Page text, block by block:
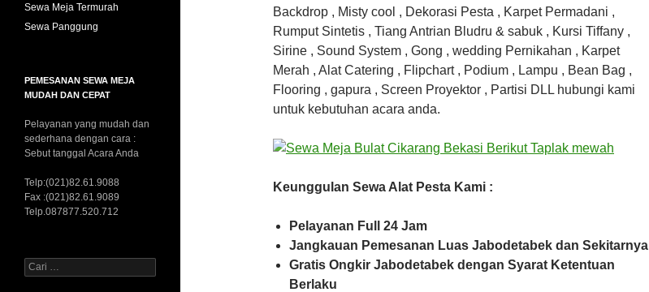
Backdrop , Misty cool , Dekorasi Pesta , Karpet Permadani ,
Rumput Sintetis , Tiang Antrian Bludru & sabuk , Kursi Tiffany ,
Sirine , Sound System , Gong , wedding Pernikahan , Karpet
Merah , Alat Catering , Flipchart , Podium , Lampu , Bean Bag ,
Flooring , gapura , Screen Proyektor , Partisi DLL hubungi kami
untuk kebutuhan acara anda.
Keunggulan Sewa Alat Pesta Kami :
Pelayanan Full 24 Jam
Jangkauan Pemesanan Luas Jabodetabek dan Sekitarnya
Gratis Ongkir Jabodetabek dengan Syarat Ketentuan
Berlaku
Sewa Meja Termurah
Sewa Panggung
PEMESANAN SEWA MEJA
MUDAH DAN CEPAT
Pelayanan yang mudah dan
sederhana dengan cara :
Sebut tanggal Acara Anda
Telp:(021)82.61.9088
Fax :(021)82.61.9089
Telp.087877.520.712
Cari
untuk: